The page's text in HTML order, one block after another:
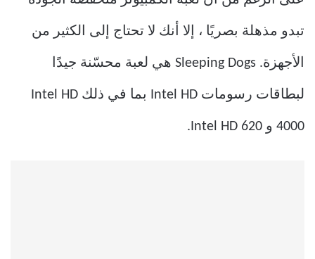
تبدو مذهلة بصريًا ، إلا أنك لا تحتاج إلى الكثير من
الأجهزة. Sleeping Dogs هي لعبة محسّنة جيدًا
لبطاقات رسومات Intel HD بما في ذلك Intel HD
4000 و Intel HD 620.